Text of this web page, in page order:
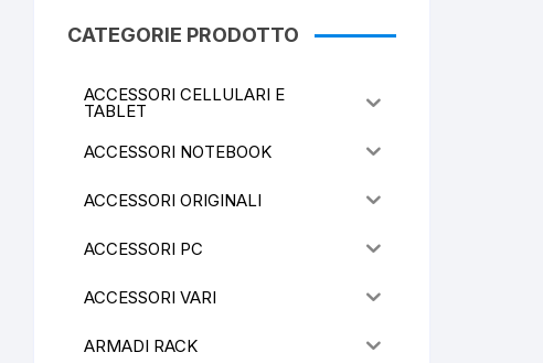
CATEGORIE PRODOTTO
ACCESSORI CELLULARI E
TABLET
ACCESSORI NOTEBOOK
ACCESSORI ORIGINALI
ACCESSORI PC
ACCESSORI VARI
ARMADI RACK